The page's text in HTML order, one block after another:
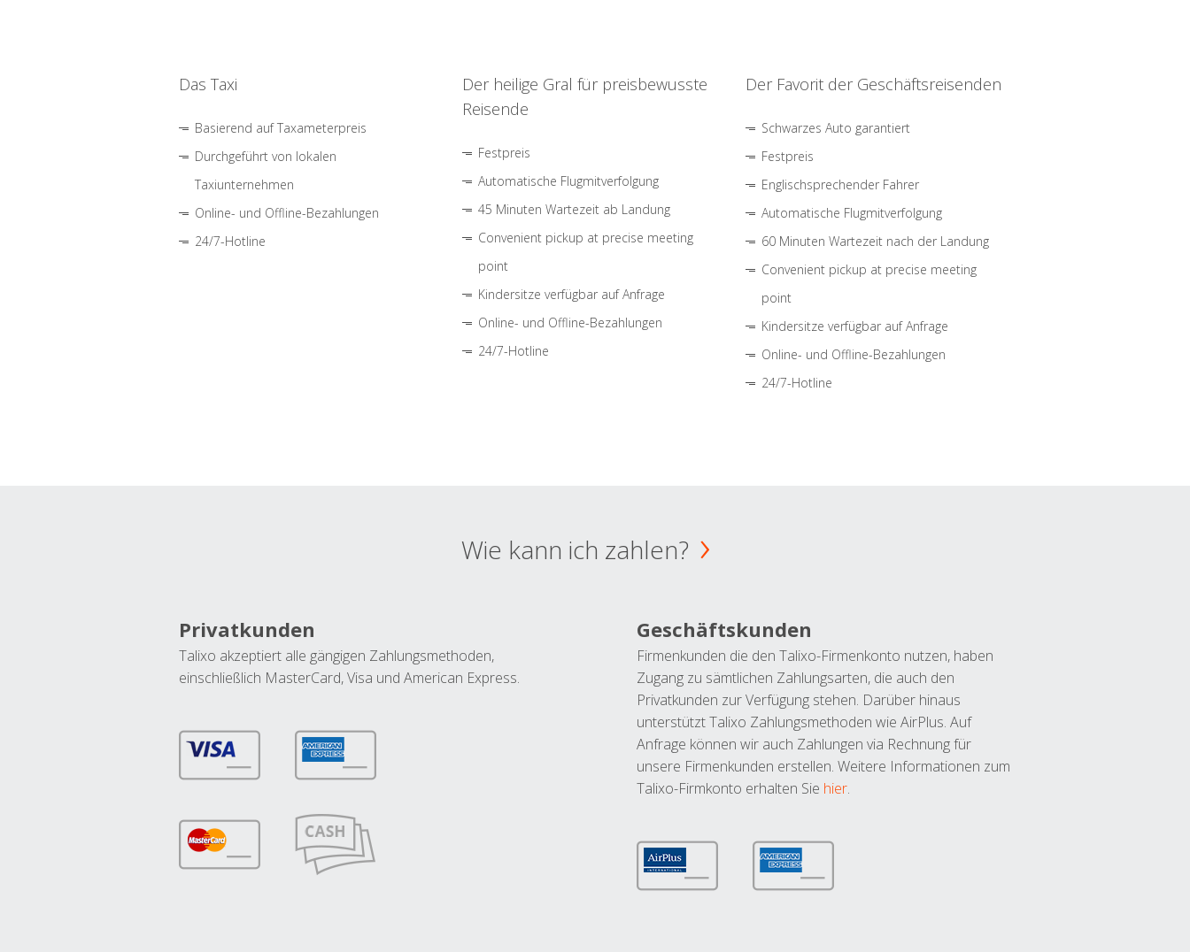
Das Taxi
Basierend auf Taxameterpreis
Durchgeführt von lokalen
Taxiunternehmen
Online- und Offline-Bezahlungen
24/7-Hotline
Der heilige Gral für preisbewusste
Reisende
Festpreis
Automatische Flugmitverfolgung
45 Minuten Wartezeit ab Landung
Convenient pickup at precise meeting
point
Kindersitze verfügbar auf Anfrage
Online- und Offline-Bezahlungen
24/7-Hotline
Der Favorit der Geschäftsreisenden
Schwarzes Auto garantiert
Festpreis
Englischsprechender Fahrer
Automatische Flugmitverfolgung
60 Minuten Wartezeit nach der Landung
Convenient pickup at precise meeting
point
Kindersitze verfügbar auf Anfrage
Online- und Offline-Bezahlungen
24/7-Hotline
Wie kann ich zahlen?
Privatkunden
Talixo akzeptiert alle gängigen Zahlungsmethoden,
einschließlich MasterCard, Visa und American Express.
Geschäftskunden
Firmenkunden die den Talixo-Firmenkonto nutzen, haben
Zugang zu sämtlichen Zahlungsarten, die auch den
Privatkunden zur Verfügung stehen. Darüber hinaus
unterstützt Talixo Zahlungsmethoden wie AirPlus. Auf
Anfrage können wir auch Zahlungen via Rechnung für
unsere Firmenkunden erstellen. Weitere Informationen zum
Talixo-Firmkonto erhalten Sie hier.